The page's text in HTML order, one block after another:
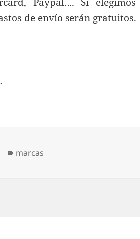
de envío serán gratuitos.
Categorías
marcas